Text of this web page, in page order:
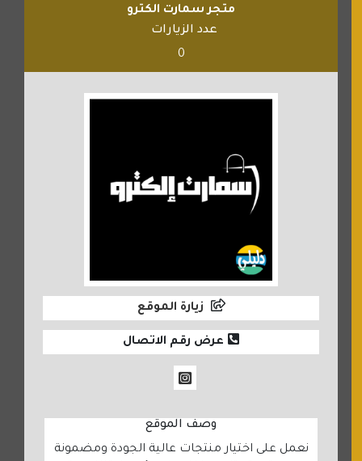
متجر سمارت الكترو
عدد الزيارات
0
زيارة الموقع
عرض رقم الاتصال
وصف الموقع
نعمل على اختيار منتجات عالية الجودة ومضمونة